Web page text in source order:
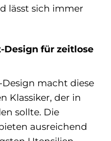
lässt sich immer
Design für zeitlose
Design macht diese
Klassiker, der in
sollte. Die
ausreichend